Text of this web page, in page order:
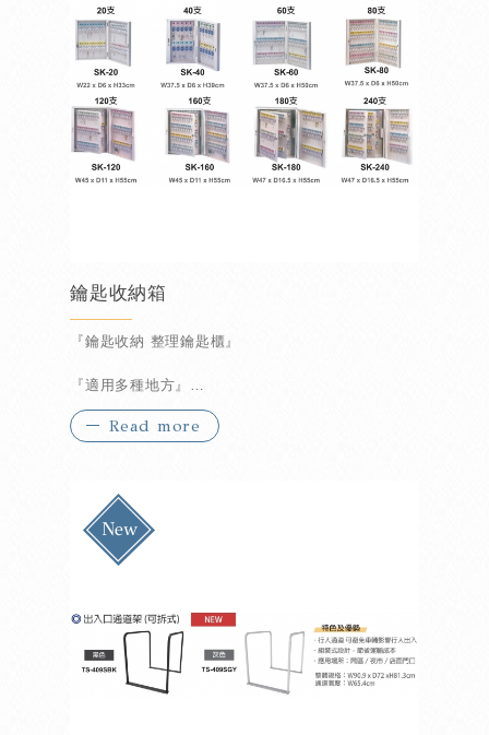
鑰匙收納箱
『鑰匙收納 整理鑰匙櫃』
『適用多種地方』
『高效率管理方式』
Read more